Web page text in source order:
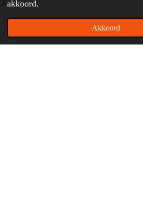
akkoord.
Akkoord
o
k
a
p
Algemene voorwaarden